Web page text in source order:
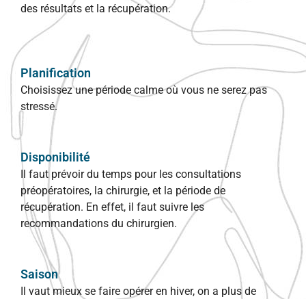
des résultats et la récupération.
Planification
Choisissez une période calme où vous ne serez pas
stressé.
Disponibilité
Il faut prévoir du temps pour les consultations
préopératoires, la chirurgie, et la période de
récupération. En effet, il faut suivre les
recommandations du chirurgien.
Saison
Il vaut mieux se faire opérer en hiver, on a plus de